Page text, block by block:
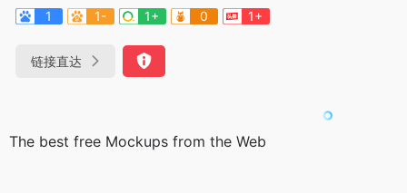
1
1- 1+ 0 1+
链接直达
The best free Mockups from the Web